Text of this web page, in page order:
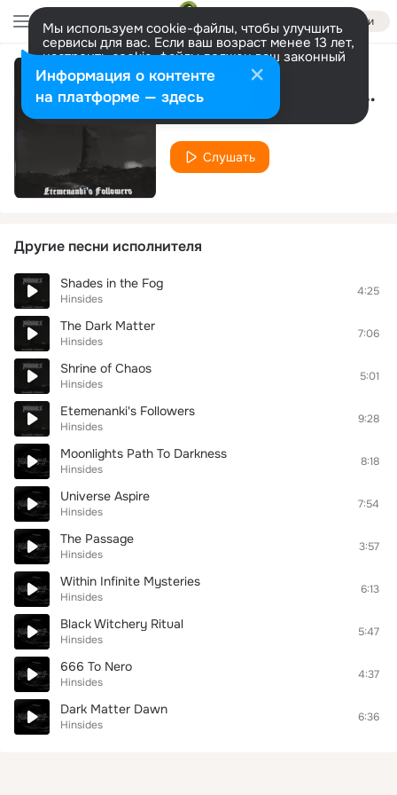
Войти
Мы используем cookie-файлы, чтобы улучшить
сервисы для вас. Если ваш возраст менее 13 лет,
настроить cookie-файлы должен ваш законный
представитель. Больше информации
Разрешить все Настроить Diffuse Borders of Existence
Hinsides
Слушать
Другие песни исполнителя
Shades in the Fog
Hinsides
4:25
The Dark Matter
Hinsides
7:06
Shrine of Chaos
Hinsides
5:01
Etemenanki's Followers
Hinsides
9:28
Moonlights Path To Darkness
Hinsides
8:18
Universe Aspire
Hinsides
7:54
The Passage
Hinsides
3:57
Within Infinite Mysteries
Hinsides
6:13
Black Witchery Ritual
Hinsides
5:47
666 To Nero
Hinsides
4:37
Dark Matter Dawn
Hinsides
6:36
Информация о контенте
на платформе — здесь